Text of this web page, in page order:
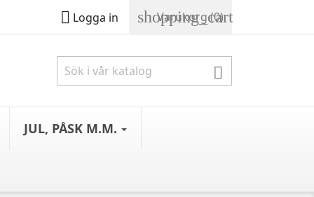
 Logga in shopping_cart
Varukorg (0)

JUL, PÅSK M.M.